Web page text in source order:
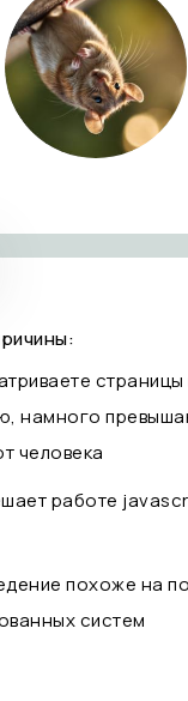
страницы
намного
человека
работе
похоже на
систем